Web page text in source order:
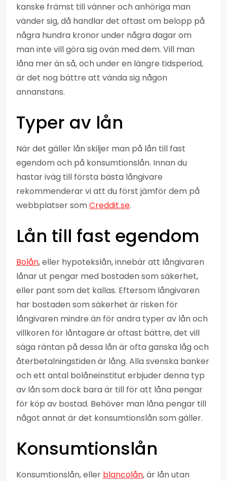
kanske främst till vänner och anhöriga man
vänder sig, då handlar det oftast om belopp på
några hundra kronor under några dagar om
man inte vill göra sig ovän med dem. Vill man
låna mer än så, och under en längre tidsperiod,
är det nog bättre att vända sig någon
annanstans.
Typer av lån
När det gäller lån skiljer man på lån till fast
egendom och på konsumtionslån. Innan du
hastar iväg till första bästa långivare
rekommenderar vi att du först jämför dem på
webbplatser somCreddit.se.
Lån till fast egendom
Bolån, eller hypotekslån, innebär att långivaren
lånar ut pengar med bostaden som säkerhet,
eller pant som det kallas. Eftersom långivaren
har bostaden som säkerhet är risken för
långivaren mindre än för andra typer av lån och
villkoren för låntagare är oftast bättre, det vill
säga räntan på dessa lån är ofta ganska låg och
återbetalningstiden är lång. Alla svenska banker
och ett antal bolåneinstitut erbjuder denna typ
av lån som dock bara är till för att låna pengar
för köp av bostad. Behöver man låna pengar till
något annat är det konsumtionslån som gäller.
Konsumtionslån
Konsumtionslån, eller blancolån, är lån utan